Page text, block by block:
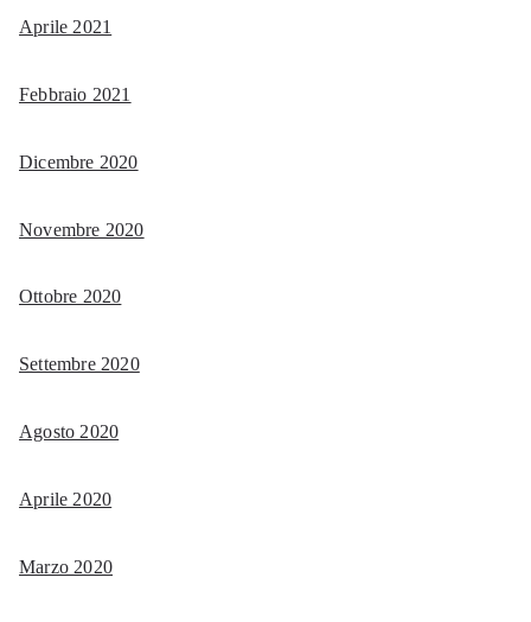
Aprile 2021
Febbraio 2021
Dicembre 2020
Novembre 2020
Ottobre 2020
Settembre 2020
Agosto 2020
Aprile 2020
Marzo 2020